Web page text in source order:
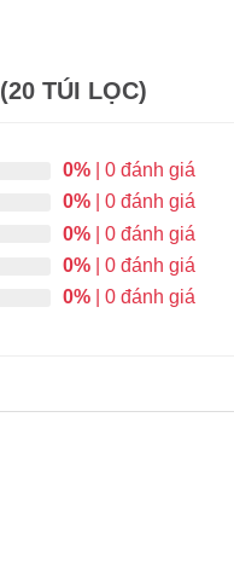
TÚI LỌC)
0% | 0 đánh giá
0% | 0 đánh giá
0% | 0 đánh giá
0% | 0 đánh giá
0% | 0 đánh giá